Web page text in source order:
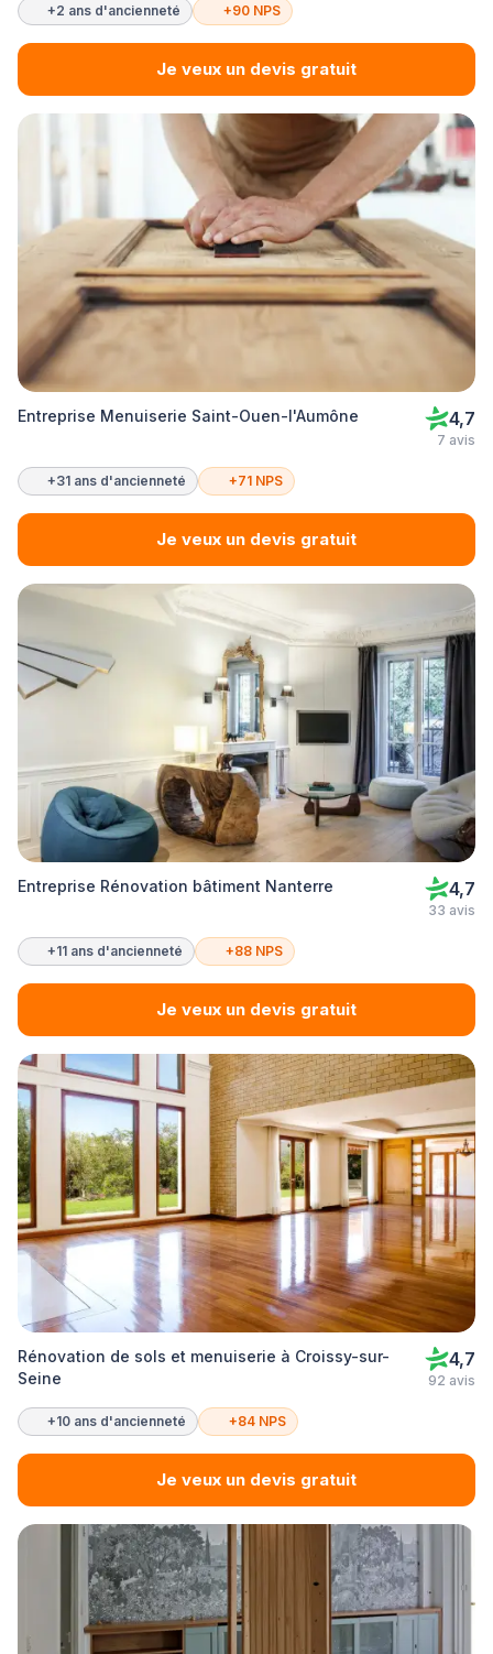
+2 ans d'ancienneté +90 NPS
Je veux un devis gratuit
Entreprise Menuiserie Saint-Ouen-l'Aumône 4,7
7 avis
+31 ans d'ancienneté +71 NPS
Je veux un devis gratuit
Entreprise Rénovation bâtiment Nanterre 4,7
33 avis
+11 ans d'ancienneté +88 NPS
Je veux un devis gratuit
Rénovation de sols et menuiserie à Croissy-sur-
Seine
4,7
92 avis
+10 ans d'ancienneté +84 NPS
Je veux un devis gratuit